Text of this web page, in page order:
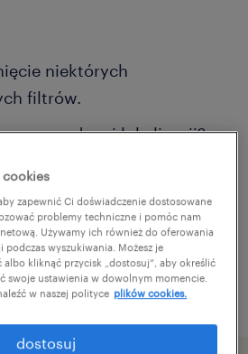
niektórych
filtrów.
pracy w danej lokalizacji?
stanowiska albo słowa
czy zostały zapisane
zapewnić Ci doświadczenie dostosowane
problemy techniczne i pomóc nam
Używamy ich również do oferowania
wyszukiwania. Możesz je
kliknąć przycisk „dostosuj”, aby określić
swoje ustawienia w dowolnym momencie.
w naszej polityce plików cookies.
dostosuj